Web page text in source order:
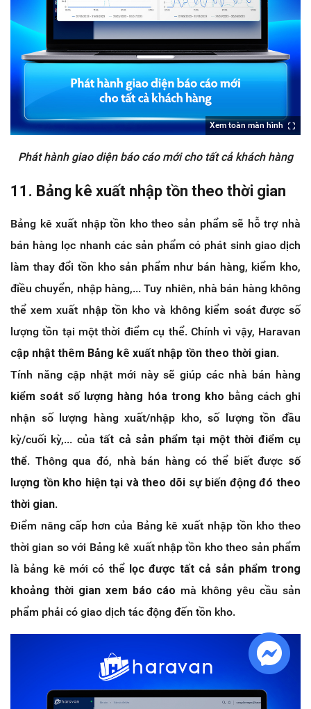
Xem toàn màn hình
Phát hành giao diện báo cáo mới cho tất cả khách hàng
11. Bảng kê xuất nhập tồn theo thời gian
Bảng kê xuất nhập tồn kho theo sản phẩm sẽ hỗ trợ nhà
bán hàng lọc nhanh các sản phẩm có phát sinh giao dịch
làm thay đổi tồn kho sản phẩm như bán hàng, kiểm kho,
điều chuyển, nhập hàng,... Tuy nhiên, nhà bán hàng không
thể xem xuất nhập tồn kho và không kiểm soát được số
lượng tồn tại một thời điểm cụ thể. Chính vì vậy, Haravan
cập nhật thêm Bảng kê xuất nhập tồn theo thời gian.
Tính năng cập nhật mới này sẽ giúp các nhà bán hàng
kiểm soát số lượng hàng hóa trong kho bằng cách ghi
nhận số lượng hàng xuất/nhập kho, số lượng tồn đầu
kỳ/cuối kỳ,... củatất cả sản phẩm tại một thời điểm cụ
thể. Thông qua đó, nhà bán hàng có thể biết được số
lượng tồn kho hiện tại và theo dõi sự biến động đó theo
thời gian.
Điểm nâng cấp hơn của Bảng kê xuất nhập tồn kho theo
thời gian so với Bảng kê xuất nhập tồn kho theo sản phẩm
là bảng kê mới có thể lọc được tất cả sản phẩm trong
khoảng thời gian xem báo cáo mà không yêu cầu sản
phẩm phải có giao dịch tác động đến tồn kho.